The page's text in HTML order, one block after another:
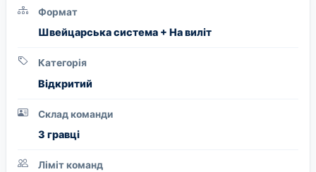
Формат
Швейцарська система + На виліт
Категорія
Вiдкритий
Склад команди
3 гравці
Ліміт команд